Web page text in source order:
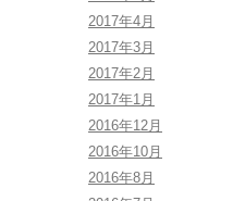
2017年4月
2017年3月
2017年2月
2017年1月
2016年12月
2016年10月
2016年8月